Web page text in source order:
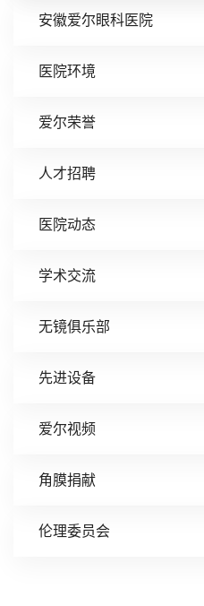
安徽爱尔眼科医院
医院环境
爱尔荣誉
人才招聘
医院动态
学术交流
无镜俱乐部
先进设备
爱尔视频
角膜捐献
伦理委员会